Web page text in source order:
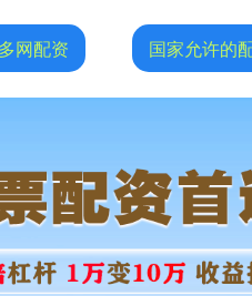
网配资 国家允许的